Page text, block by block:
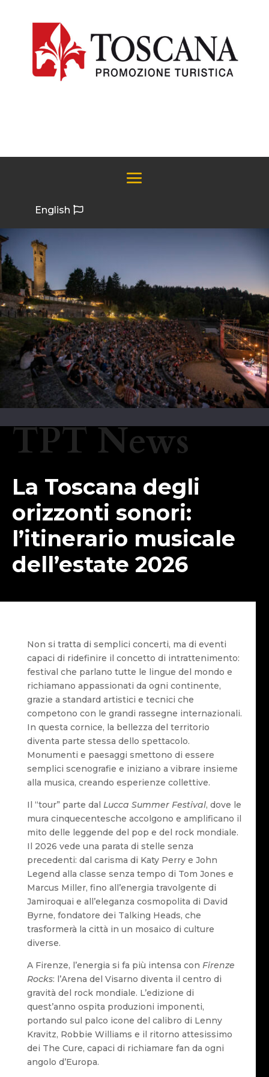
English
TPT News
La Toscana degli
orizzonti sonori:
l’itinerario musicale
dell’estate 2026
Non si tratta di semplici concerti, ma di eventi
capaci di ridefinire il concetto di intrattenimento:
festival che parlano tutte le lingue del mondo e
richiamano appassionati da ogni continente,
grazie a standard artistici e tecnici che
competono con le grandi rassegne internazionali.
In questa cornice, la bellezza del territorio
diventa parte stessa dello spettacolo.
Monumenti e paesaggi smettono di essere
semplici scenografie e iniziano a vibrare insieme
alla musica, creando esperienze collettive.
Il “tour” parte dal Lucca Summer Festival, dove le
mura cinquecentesche accolgono e amplificano il
mito delle leggende del pop e del rock mondiale.
Il 2026 vede una parata di stelle senza
precedenti: dal carisma di Katy Perry e John
Legend alla classe senza tempo di Tom Jones e
Marcus Miller, fino all’energia travolgente di
Jamiroquai e all’eleganza cosmopolita di David
Byrne, fondatore dei Talking Heads, che
trasformerà la città in un mosaico di culture
diverse.
A Firenze, l’energia si fa più intensa con Firenze
Rocks: l’Arena del Visarno diventa il centro di
gravità del rock mondiale. L’edizione di
quest’anno ospita produzioni imponenti,
portando sul palco icone del calibro di Lenny
Kravitz, Robbie Williams e il ritorno attesissimo
dei The Cure, capaci di richiamare fan da ogni
angolo d’Europa.